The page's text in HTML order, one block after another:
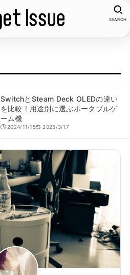
SEARCH
SwitchとSteam Deck OLEDの違い
を比較！用途別に選ぶポータブルゲ
ーム機
2024/11/15 2025/3/17